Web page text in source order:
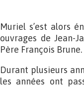
Muriel s’est alors
ouvrages de Jean-
Père François Brune.
Durant plusieurs
les années ont